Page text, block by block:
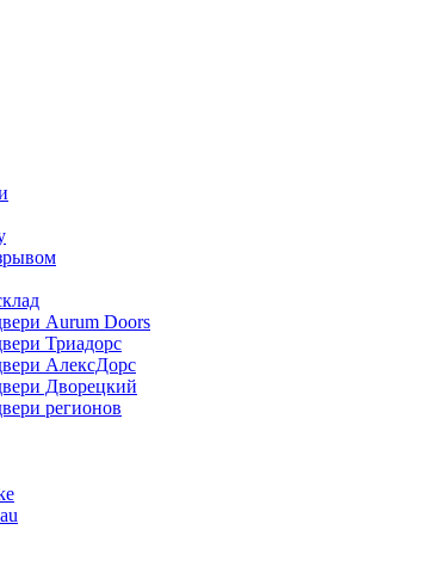
Aurum Doors
Триадорс
АлексДорс
Дворецкий
регионов